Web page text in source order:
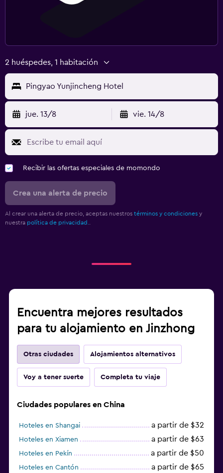
2 huéspedes, 1 habitación
Pingyao Yunjincheng Hotel
jue. 13/8 vie. 14/8
Recibir las ofertas especiales de momondo
Crea una alerta de precio
Al crear una alerta de precio, aceptas nuestros términos y condiciones y
nuestra política de privacidad.
Encuentra mejores resultados
para tu alojamiento en Jinzhong
Otras ciudades Alojamientos alternativos
Voy a tener suerte Completa tu viaje
Ciudades populares en China
Hoteles en Shangai a partir de $32
Hoteles en Xiamen a partir de $63
Hoteles en Pekín a partir de $50
Hoteles en Cantón a partir de $65